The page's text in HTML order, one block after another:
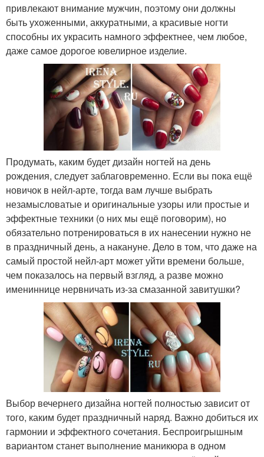
привлекают внимание мужчин, поэтому они должны
быть ухоженными, аккуратными, а красивые ногти
способны их украсить намного эффектнее, чем любое,
даже самое дорогое ювелирное изделие.
Продумать, каким будет дизайн ногтей на день
рождения, следует заблаговременно. Если вы пока ещё
новичок в нейл-арте, тогда вам лучше выбрать
незамысловатые и оригинальные узоры или простые и
эффектные техники (о них мы ещё поговорим), но
обязательно потренироваться в их нанесении нужно не
в праздничный день, а накануне. Дело в том, что даже на
самый простой нейл-арт может уйти времени больше,
чем показалось на первый взгляд, а разве можно
имениннице нервничать из-за смазанной завитушки?
Выбор вечернего дизайна ногтей полностью зависит от
того, каким будет праздничный наряд. Важно добиться их
гармонии и эффектного сочетания. Беспроигрышным
вариантом станет выполнение маникюра в одном